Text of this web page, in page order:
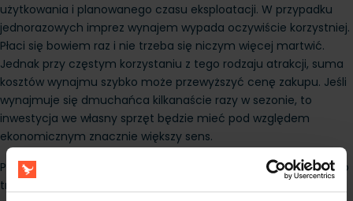
użytkowania i planowanego czasu eksploatacji. W przypadku
jednorazowych imprez wynajem wypada oczywiście korzystniej.
Płaci się bowiem raz i nie trzeba się niczym więcej martwić.
Jednak przy częstym korzystaniu z tego rodzaju atrakcji, suma
kosztów wynajmu szybko może przewyższyć cenę zakupu. Jeśli
wynajmuje się dmuchańca kilkanaście razy w sezonie, to
inwestycja we własny sprzęt będzie mieć pod względem
ekonomicznym znacznie większy sens.
Przy zakupie trzeba jednak doliczyć koszty dodatkowe. Chodzi o
transport, przechowywanie, przeglądy techniczne, ewentualne